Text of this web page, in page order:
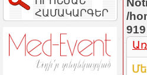
ՀԱՄԱԿԱՐԳԵՐ
/
919